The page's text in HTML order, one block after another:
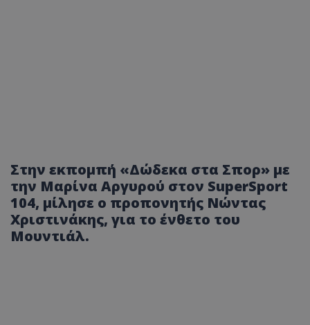
Στην εκπομπή «Δώδεκα στα Σπορ» με
την Μαρίνα Αργυρού στον SuperSport
104, μίλησε ο προπονητής Νώντας
Χριστινάκης, για το ένθετο του
Μουντιάλ.